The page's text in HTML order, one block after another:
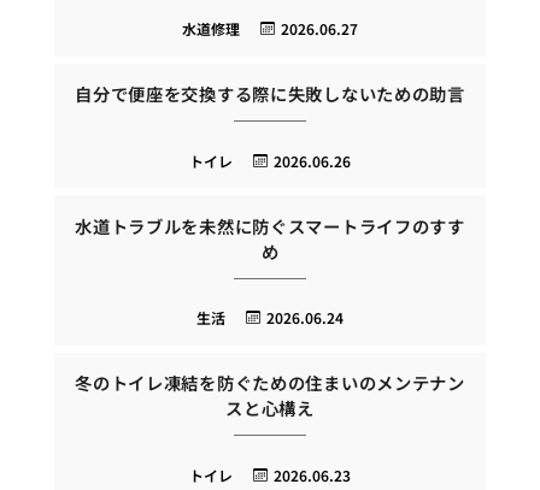
2026.06.27
水道修理
自分で便座を交換する際に失敗しないための助言
2026.06.26
トイレ
水道トラブルを未然に防ぐスマートライフのすす
め
2026.06.24
生活
冬のトイレ凍結を防ぐための住まいのメンテナン
スと心構え
2026.06.23
トイレ